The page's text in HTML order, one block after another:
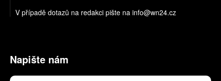
V případě dotazů na redakci pište na info@wn24.cz
Napište nám